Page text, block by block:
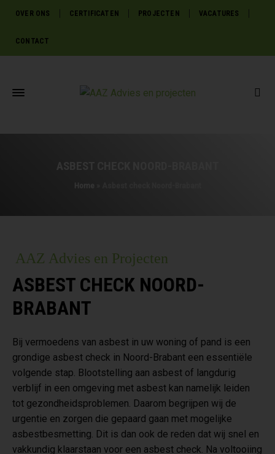
OVER ONS CERTIFICATEN PROJECTEN VACATURES
CONTACT
AAZ Advies en Projecten
ASBEST CHECK NOORD-
BRABANT
Bij vermoedens van asbest in uw woning of pand is een
grondige asbest check in Noord-Brabant een essentiële
volgende stap. Blootstelling aan asbest of langdurig
verblijf in een omgeving met asbest kan namelijk leiden
tot gezondheidsproblemen. Daarom begrijpen wij de
urgentie en zorgen die gepaard gaan met mogelijke
asbestbesmetting. Dit is dan ook de reden dat wij snel en
vakkundig klaarstaan voor een asbest check. Na voltooiing